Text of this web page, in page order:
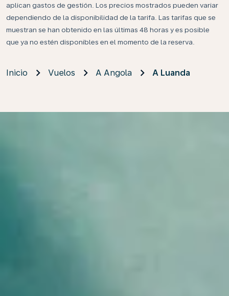
aplican gastos de gestión. Los precios mostrados pueden variar
dependiendo de la disponibilidad de la tarifa. Las tarifas que se
muestran se han obtenido en las últimas 48 horas y es posible
que ya no estén disponibles en el momento de la reserva.
Inicio Vuelos A Angola A Luanda